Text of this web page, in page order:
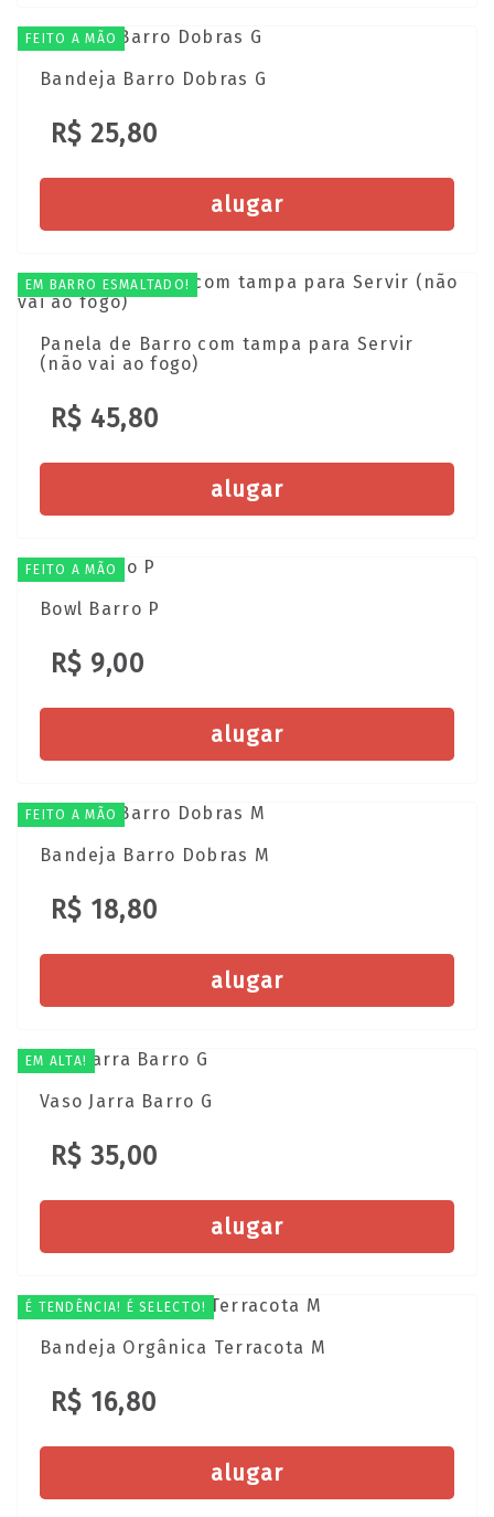
FEITO A MÃO
Bandeja Barro Dobras G
R$ 25,80
alugar
EM BARRO ESMALTADO!
Panela de Barro com tampa para Servir
(não vai ao fogo)
R$ 45,80
alugar
FEITO A MÃO
Bowl Barro P
R$ 9,00
alugar
FEITO A MÃO
Bandeja Barro Dobras M
R$ 18,80
alugar
EM ALTA!
Vaso Jarra Barro G
R$ 35,00
alugar
É TENDÊNCIA! É SELECTO!
Bandeja Orgânica Terracota M
R$ 16,80
alugar